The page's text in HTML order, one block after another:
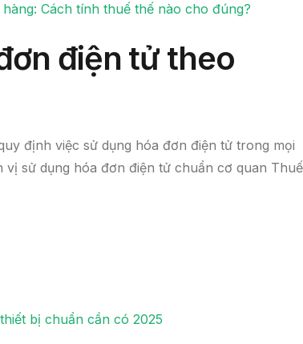
Cách tính thuế thế nào cho đúng?
điện tửtheo
định việc sử dụng hóa đơn điện tử trong mọi
sử dụng hóa đơn điện tử chuẩn cơ quan
bị chuẩn cần có 2025